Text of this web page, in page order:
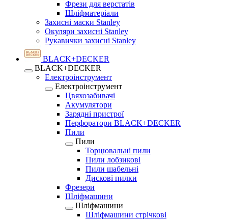
Фрези для верстатів
Шліфматеріали
Захисні маски Stanley
Окуляри захисні Stanley
Рукавички захисні Stanley
BLACK+DECKER
BLACK+DECKER
Електроінструмент
Електроінструмент
Цвяхозабивачі
Акумулятори
Зарядні пристрої
Перфоратори BLACK+DECKER
Пили
Пили
Торцювальні пили
Пили лобзикові
Пили шабельні
Дискові пилки
Фрезери
Шліфмашини
Шліфмашини
Шліфмашини стрічкові